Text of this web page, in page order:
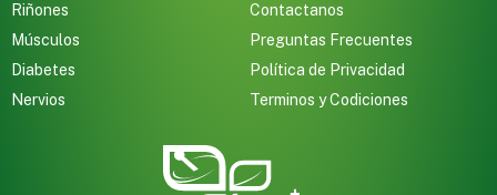
Riñones
Músculos
Diabetes
Nervios
Contactanos
Preguntas Frecuentes
Política de Privacidad
Terminos y Codiciones